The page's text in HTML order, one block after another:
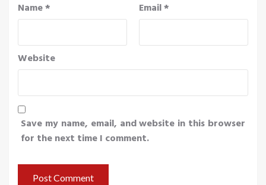
Name* Email*
Website
Save my name, email, and website in this browser
for the next time I comment.